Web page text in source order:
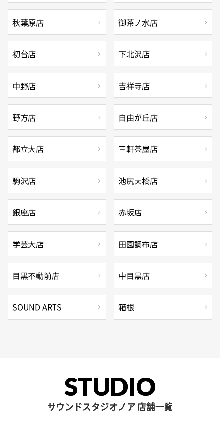
秋葉原店 御茶ノ水店
初台店 下北沢店
中野店 吉祥寺店
野方店 自由が丘店
都立大店 三軒茶屋店
駒沢店 池尻大橋店
銀座店 赤坂店
学芸大店 田園調布店
目黒不動前店 中目黒店
SOUND ARTS 箱根
STUDIO
サウンドスタジオノア 店舗一覧